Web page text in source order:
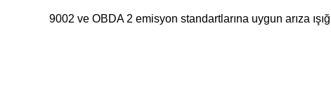
9002 ve OBDA 2 emisyon standartlarına uygun arıza